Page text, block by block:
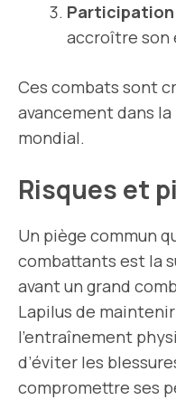
accroître son
Ces combats sont
avancement dans
mondial.
Risques et
Un piège commun
combattants est la
avant un grand
Lapilus de
l’entraînement
d’éviter les
compromettre ses